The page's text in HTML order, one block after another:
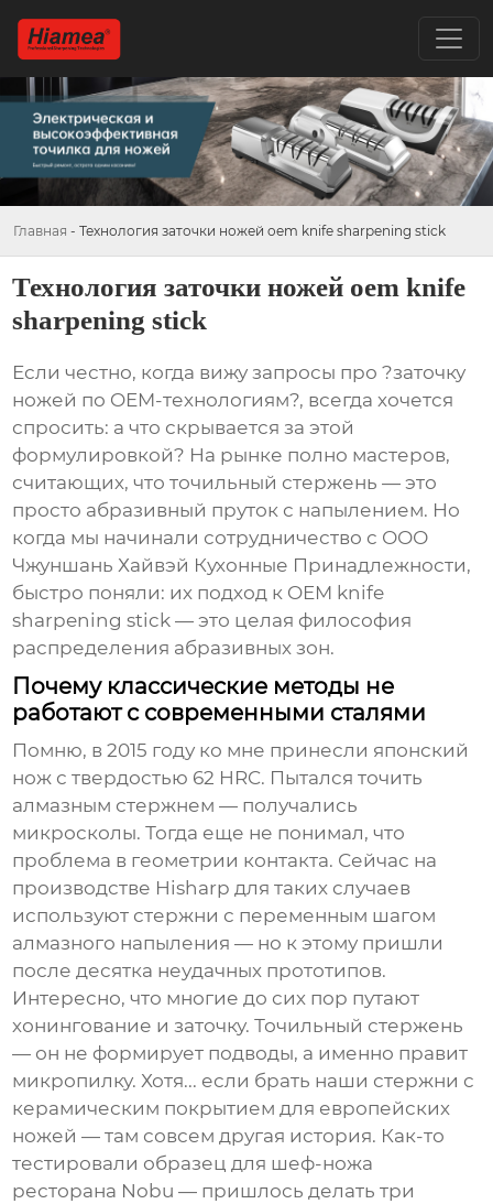
Главная - Технология заточки ножей oem knife sharpening stick
Технология заточки ножей oem knife
sharpening stick
Если честно, когда вижу запросы про ?заточку
ножей по OEM-технологиям?, всегда хочется
спросить: а что скрывается за этой
формулировкой? На рынке полно мастеров,
считающих, что точильный стержень — это
просто абразивный пруток с напылением. Но
когда мы начинали сотрудничество с ООО
Чжуншань Хайвэй Кухонные Принадлежности,
быстро поняли: их подход к OEM knife
sharpening stick — это целая философия
распределения абразивных зон.
Почему классические методы не
работают с современными сталями
Помню, в 2015 году ко мне принесли японский
нож с твердостью 62 HRC. Пытался точить
алмазным стержнем — получались
микросколы. Тогда еще не понимал, что
проблема в геометрии контакта. Сейчас на
производстве Hisharp для таких случаев
используют стержни с переменным шагом
алмазного напыления — но к этому пришли
после десятка неудачных прототипов.
Интересно, что многие до сих пор путают
хонингование и заточку. Точильный стержень
— он не формирует подводы, а именно правит
микропилку. Хотя... если брать наши стержни с
керамическим покрытием для европейских
ножей — там совсем другая история. Как-то
тестировали образец для шеф-ножа
ресторана Nobu — пришлось делать три